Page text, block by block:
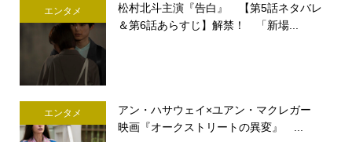
エンタメ
松村北斗主演『告白』 【第5話ネタバレ
＆第6話あらすじ】解禁！ 「新場...
エンタメ
アン・ハサウェイ×ユアン・マクレガー
映画『オークストリートの異変』 ...